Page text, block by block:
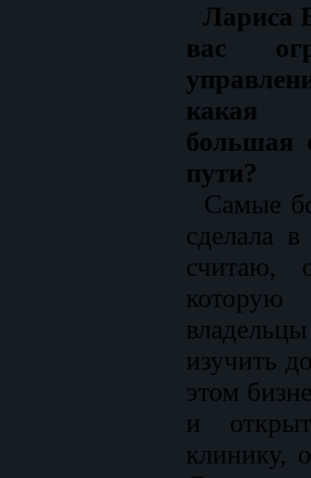
Лариса
вас
какая
большая
пути?
Самые
сделала
считаю,
которую
изучить
этом
и
клинику,